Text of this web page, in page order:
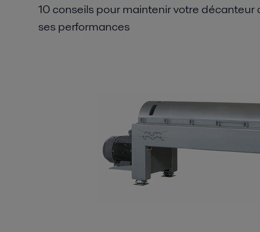
10 conseils pour maintenir votre
ses performances